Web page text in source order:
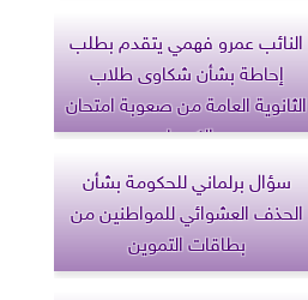
النائب عمرو فهمي يتقدم بطلب
إحاطة بشأن شكاوى طلاب
الثانوية العامة من صعوبة امتحان
الكيمياء
سؤال برلماني للحكومة بشأن
الحذف العشوائي للمواطنين من
بطاقات التموين